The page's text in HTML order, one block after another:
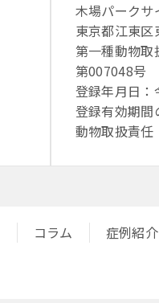
木場パークサ
東京都江東
第一種動物取
第007048号
登録年月日：
登録有効期間
動物取扱責任
コラム 症例紹